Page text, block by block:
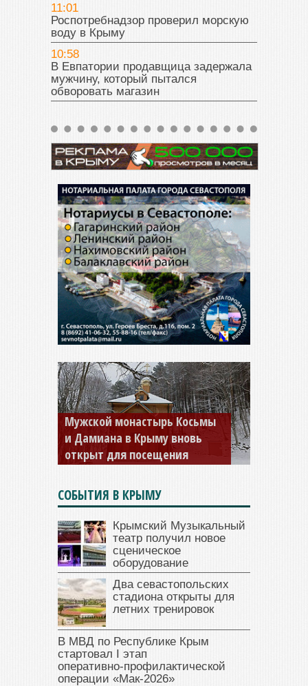
11:01
Роспотребнадзор проверил морскую
воду в Крыму
10:58
В Евпатории продавщица задержала
мужчину, который пытался
обворовать магазин
Мужской монастырь Косьмы
и Дамиана в Крыму вновь
открыт для посещения
СОБЫТИЯ В КРЫМУ
Крымский Музыкальный
театр получил новое
сценическое
оборудование
Два севастопольских
стадиона открыты для
летних тренировок
В МВД по Республике Крым
стартовал I этап
оперативно‑профилактической
операции «Мак‑2026»